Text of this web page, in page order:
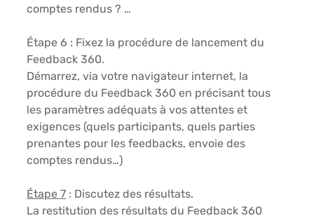
comptes rendus ? …
Étape 6 : Fixez la procédure de lancement du
Feedback 360.
Démarrez, via votre navigateur internet, la
procédure du Feedback 360 en précisant tous
les paramètres adéquats à vos attentes et
exigences (quels participants, quels parties
prenantes pour les feedbacks, envoie des
comptes rendus…)
Étape 7 : Discutez des résultats.
La restitution des résultats du Feedback 360